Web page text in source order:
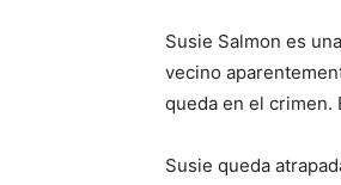
Susie Salmon es
vecino
queda en el crimen.
Susie queda